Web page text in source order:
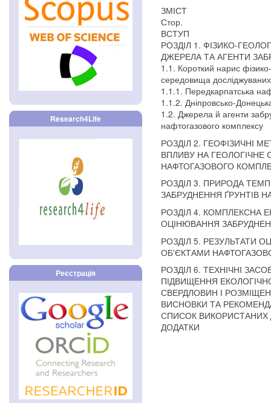
Research4Life
Реєстрація
ЗМІСТ
Стор.
ВСТУП
РОЗДІЛ 1. ФІЗИКО-
ДЖЕРЕЛА ТА АГЕНТИ
1.1. Короткий нарис
середовища
1.1.1. Передкарпатська
1.1.2. Дніпровсько-
1.2. Джерела й агенти
нафтогазового комплексу
РОЗДІЛ 2. ГЕОФІЗИЧНІ
ВПЛИВУ НА ГЕОЛОГІЧНЕ
НАФТОГАЗОВОГО
РОЗДІЛ 3. ПРИРОДА
ЗАБРУДНЕННЯ ҐРУНТІВ
РОЗДІЛ 4. КОМПЛЕКСНА
ОЦІНЮВАННЯ
РОЗДІЛ 5. РЕЗУЛЬТАТИ
ОБ'ЄКТАМИ
РОЗДІЛ 6. ТЕХНІЧНІ
ПІДВИЩЕННЯ
СВЕРДЛОВИН І
ВИСНОВКИ ТА
СПИСОК ВИКОРИСТАНИХ
ДОДАТКИ